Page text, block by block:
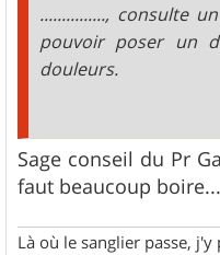
..............., consulte
pouvoir poser un
douleurs.
Sage conseil du Pr
faut beaucoup
Là où le sanglier passe, j'y